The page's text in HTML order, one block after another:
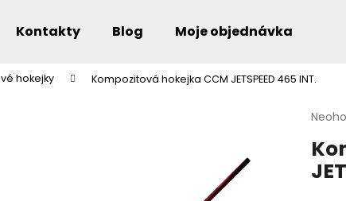
Kontakty Blog Moje objednávka
hokejky Kompozitová hokejka CCM JETSPEED 465 INT.
je
0,0
Co potřebujete najít?